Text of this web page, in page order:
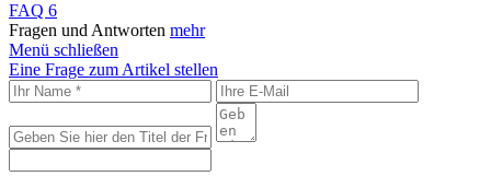
FAQ 6
Fragen und Antworten mehr
Menü schließen
Eine Frage zum Artikel stellen